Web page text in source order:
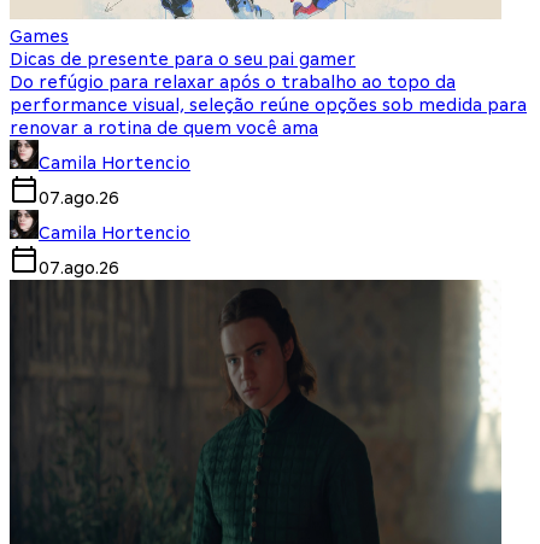
Games
Dicas de presente para o seu pai gamer
Do refúgio para relaxar após o trabalho ao topo da
performance visual, seleção reúne opções sob medida para
renovar a rotina de quem você ama
Camila Hortencio
07.ago.26
Camila Hortencio
07.ago.26